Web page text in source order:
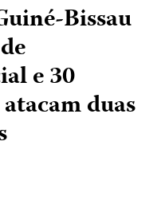
Bissau
e 30
duas